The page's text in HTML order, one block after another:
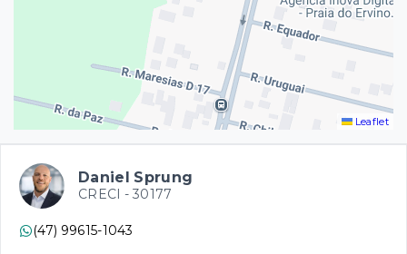
Leaflet
Daniel Sprung
CRECI - 30177
(47) 99615-1043